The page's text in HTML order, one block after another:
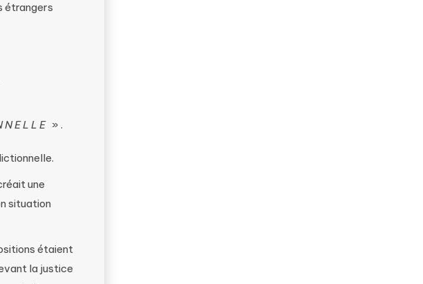
étrangers
».
une
situation
étaient
la justice